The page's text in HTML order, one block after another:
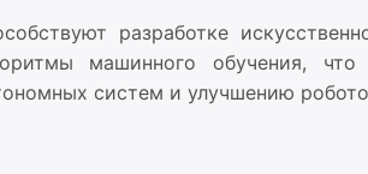
разработке
машинного обучения,
систем и улучшению